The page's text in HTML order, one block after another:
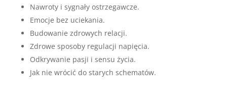
Nawroty i sygnały ostrzegawcze.
Emocje bez uciekania.
Budowanie zdrowych relacji.
Zdrowe sposoby regulacji napięcia.
Odkrywanie pasji i sensu życia.
Jak nie wrócić do starych schematów.